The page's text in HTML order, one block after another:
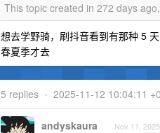
This topic created in 272 days
想去学野骑，刷抖音看到有那种 5
春夏季才去
5 replies • 2025-11-12 10:04:11
andyskaura Nov 11, 2025